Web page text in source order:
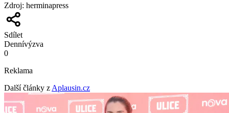
Zdroj: herminapress
Sdílet
Dennívýzva
0
Reklama
Další články z Aplausin.cz